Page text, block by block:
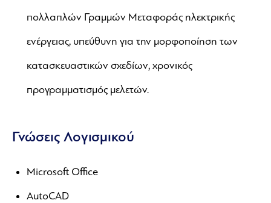
πολλαπλών Γραμμών Μεταφοράς ηλεκτρικής
ενέργειας, υπεύθυνη για την μορφοποίηση των
κατασκευαστικών σχεδίων, χρονικός
προγραμματισμός μελετών.
Γνώσεις Λογισμικού
Microsoft Office
AutoCAD